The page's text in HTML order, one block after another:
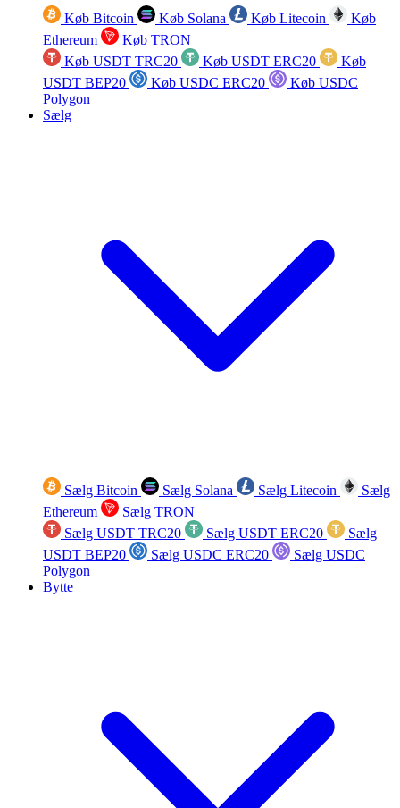
Køb Bitcoin Køb Solana Køb Litecoin
Køb
Ethereum
Køb TRON
Køb USDT TRC20
Køb USDT ERC20
Køb
USDT BEP20
Køb USDC ERC20
Køb USDC
Polygon
Sælg
Sælg Bitcoin Sælg Solana Sælg Litecoin
Sælg
Ethereum
Sælg TRON
Sælg USDT TRC20
Sælg USDT ERC20
Sælg
USDT BEP20
Sælg USDC ERC20
Sælg USDC
Polygon
Bytte